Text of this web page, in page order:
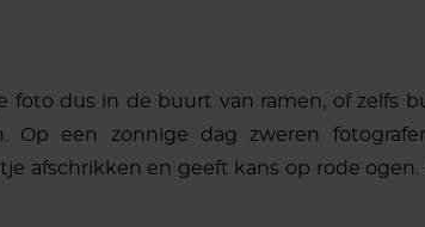
dus in de buurt van ramen, of zelfs
een zonnige dag zweren
afschrikken en geeft kans op rode